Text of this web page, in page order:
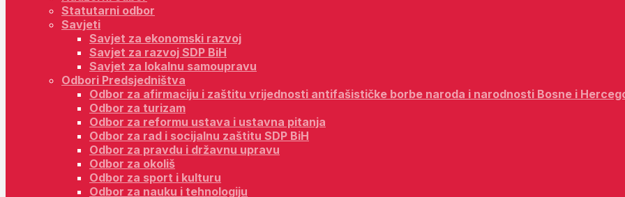
Statutarni odbor
Savjeti
Savjet za ekonomski razvoj
Savjet za razvoj SDP BiH
Savjet za lokalnu samoupravu
Odbori Predsjedništva
Odbor za afirmaciju i zaštitu vrijednosti antifašističke borbe naroda i narodnosti Bosne i
Odbor za turizam
Odbor za reformu ustava i ustavna pitanja
Odbor za rad i socijalnu zaštitu SDP BiH
Odbor za pravdu i državnu upravu
Odbor za okoliš
Odbor za sport i kulturu
Odbor za nauku i tehnologiju